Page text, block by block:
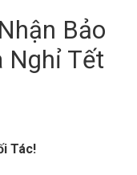
Bảo
Nghỉ Tết
Tác!